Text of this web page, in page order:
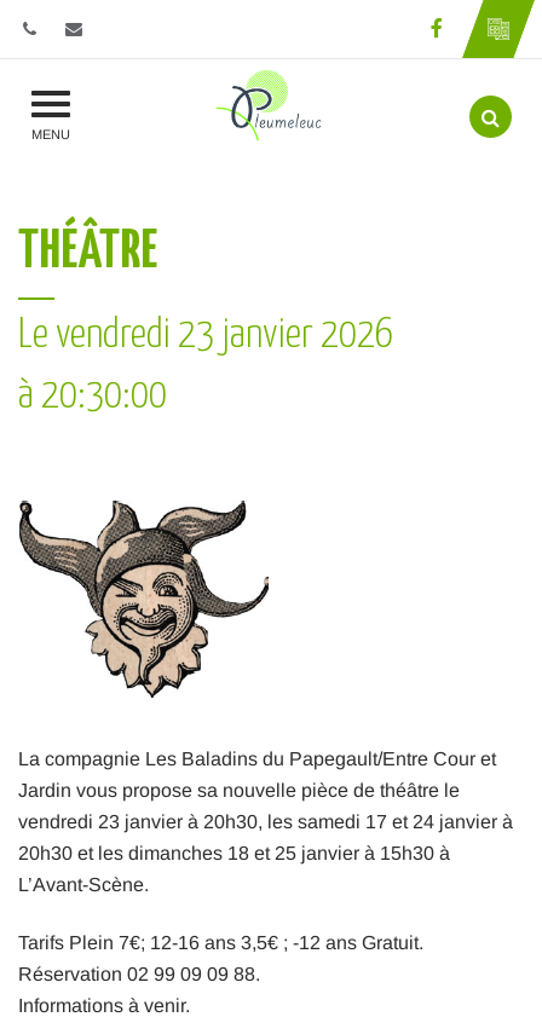
Lien vers le
MENU Aller
THÉÂTRE
Le vendredi 23 janvier 2026
à 20:30:00
La compagnie Les Baladins du Papegault/Entre Cour et
Jardin vous propose sa nouvelle pièce de théâtre le
vendredi 23 janvier à 20h30, les samedi 17 et 24 janvier à
20h30 et les dimanches 18 et 25 janvier à 15h30 à
L’Avant-Scène.
Tarifs Plein 7€; 12-16 ans 3,5€ ; -12 ans Gratuit.
Réservation 02 99 09 09 88.
Informations à venir.